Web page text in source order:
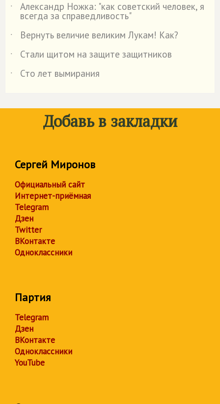
˙
Александр Ножка: "как советский человек, я
всегда за справедливость"
˙
Вернуть величие великим Лукам! Как?
˙
Стали щитом на защите защитников
˙
Сто лет вымирания
Добавь в закладки
Сергей Миронов
Официальный сайт
Интернет-приёмная
Telegram
Дзен
Twitter
ВКонтакте
Одноклассники
Партия
Telegram
Дзен
ВКонтакте
Одноклассники
YouTube